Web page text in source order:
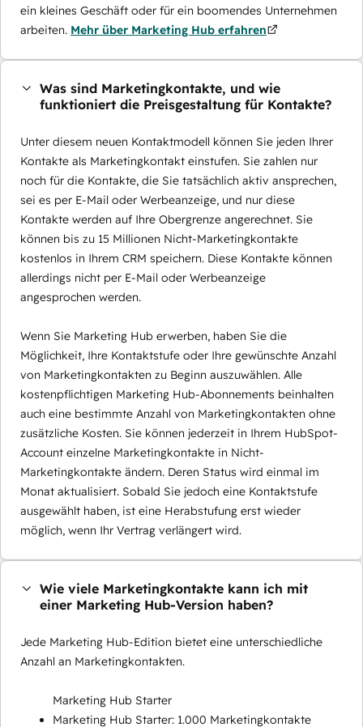
ein kleines Geschäft oder für ein boomendes Unternehmen
arbeiten. Mehr über Marketing Hub erfahren
Was sind Marketingkontakte, und wie
funktioniert die Preisgestaltung für Kontakte?
Unter diesem neuen Kontaktmodell können Sie jeden Ihrer
Kontakte als Marketingkontakt einstufen. Sie zahlen nur
noch für die Kontakte, die Sie tatsächlich aktiv ansprechen,
sei es per E-Mail oder Werbeanzeige, und nur diese
Kontakte werden auf Ihre Obergrenze angerechnet. Sie
können bis zu 15 Millionen Nicht-Marketingkontakte
kostenlos in Ihrem CRM speichern. Diese Kontakte können
allerdings nicht per E-Mail oder Werbeanzeige
angesprochen werden.
Wenn Sie Marketing Hub erwerben, haben Sie die
Möglichkeit, Ihre Kontaktstufe oder Ihre gewünschte Anzahl
von Marketingkontakten zu Beginn auszuwählen. Alle
kostenpflichtigen Marketing Hub-Abonnements beinhalten
auch eine bestimmte Anzahl von Marketingkontakten ohne
zusätzliche Kosten. Sie können jederzeit in Ihrem HubSpot-
Account einzelne Marketingkontakte in Nicht-
Marketingkontakte ändern. Deren Status wird einmal im
Monat aktualisiert. Sobald Sie jedoch eine Kontaktstufe
ausgewählt haben, ist eine Herabstufung erst wieder
möglich, wenn Ihr Vertrag verlängert wird.
Wie viele Marketingkontakte kann ich mit
einer Marketing Hub-Version haben?
Jede Marketing Hub-Edition bietet eine unterschiedliche
Anzahl an Marketingkontakten.
Marketing Hub Starter
Marketing Hub Starter: 1.000 Marketingkontakte